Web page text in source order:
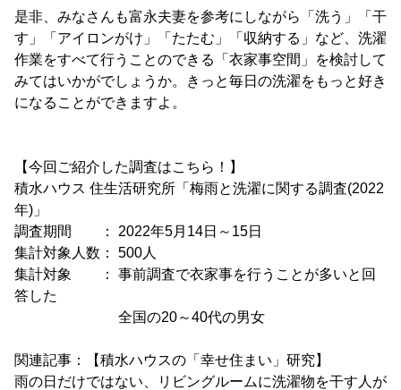
是非、みなさんも富永夫妻を参考にしながら「洗う」「干
す」「アイロンがけ」「たたむ」「収納する」など、洗濯
作業をすべて行うことのできる「衣家事空間」を検討して
みてはいかがでしょうか。きっと毎日の洗濯をもっと好き
になることができますよ。
【今回ご紹介した調査はこちら！】
積水ハウス 住生活研究所「梅雨と洗濯に関する調査(2022
年)」
調査期間 ： 2022年5月14日～15日
集計対象人数： 500人
集計対象 ： 事前調査で衣家事を行うことが多いと回
答した
全国の20～40代の男女
関連記事：【積水ハウスの「幸せ住まい」研究】
雨の日だけではない、リビングルームに洗濯物を干す人が